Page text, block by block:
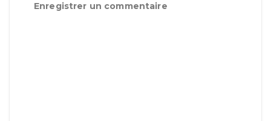
Enregistrer un commentaire